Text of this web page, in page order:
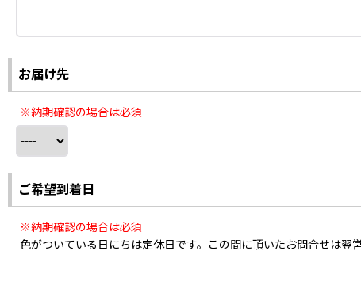
お届け先
※納期確認の場合は必須
ご希望到着日
※納期確認の場合は必須
色がついている日にちは定休日です。この間に頂いたお問合せは翌